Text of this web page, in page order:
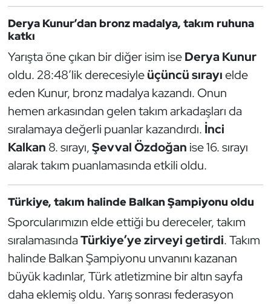
Derya Kunur’dan bronz madalya, takım ruhuna
katkı
Yarışta öne çıkan bir diğer isim iseDerya Kunur
oldu. 28:48’lik derecesiyleüçüncü sırayıelde
eden Kunur, bronz madalya kazandı. Onun
hemen arkasından gelen takım arkadaşları da
sıralamaya değerli puanlar kazandırdı. İnci
Kalkan 8. sırayı,Şevval Özdoğan ise 16. sırayı
alarak takım puanlamasında etkili oldu.
Türkiye, takım halinde Balkan Şampiyonu oldu
Sporcularımızın elde ettiği bu dereceler, takım
sıralamasındaTürkiye’ye zirveyi getirdi. Takım
halinde Balkan Şampiyonu unvanını kazanan
büyük kadınlar, Türk atletizmine bir altın sayfa
daha eklemiş oldu. Yarış sonrası federasyon
Karate
Kayak
Kempo
Kick Boks
Kürek
Masa Tenisi
Motor Sporları
Muay Thai
Okçuluk